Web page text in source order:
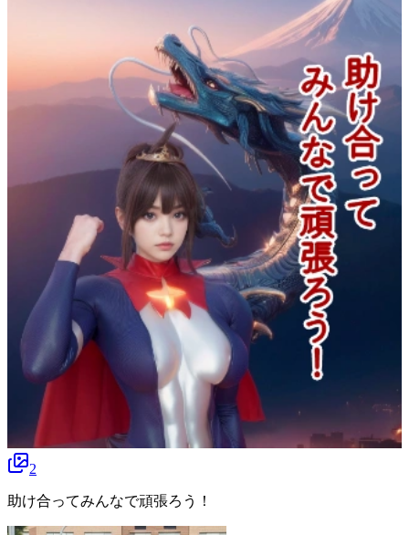
2
助け合ってみんなで頑張ろう！